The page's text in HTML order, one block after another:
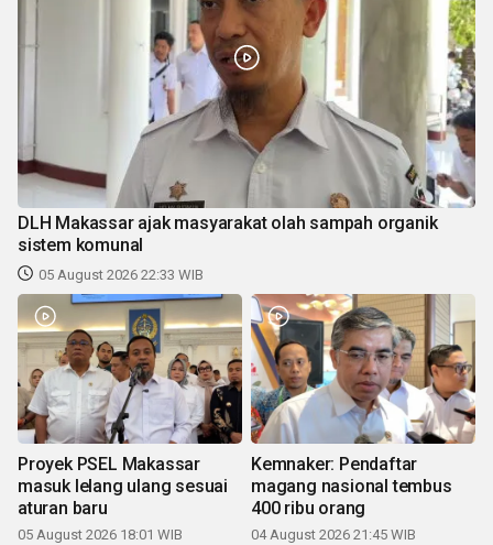
DLH Makassar ajak masyarakat olah sampah organik
sistem komunal
05 August 2026 22:33 WIB
Proyek PSEL Makassar
masuk lelang ulang sesuai
aturan baru
05 August 2026 18:01 WIB
Kemnaker: Pendaftar
magang nasional tembus
400 ribu orang
04 August 2026 21:45 WIB